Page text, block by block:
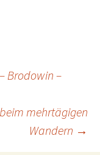
Brodowin –
mehrtägigen
Wandern →